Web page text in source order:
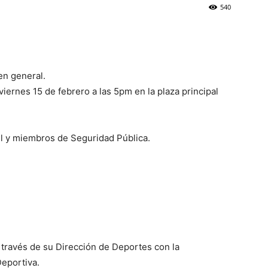
540
general.
15 de febrero a las 5pm en la plaza principal
miembros de Seguridad Pública.
de su Dirección de Deportes con la